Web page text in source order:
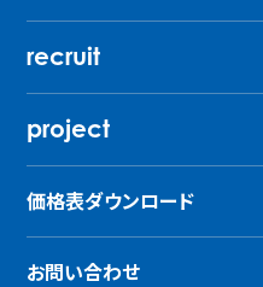
recruit
project
価格表ダウンロード
お問い合わせ